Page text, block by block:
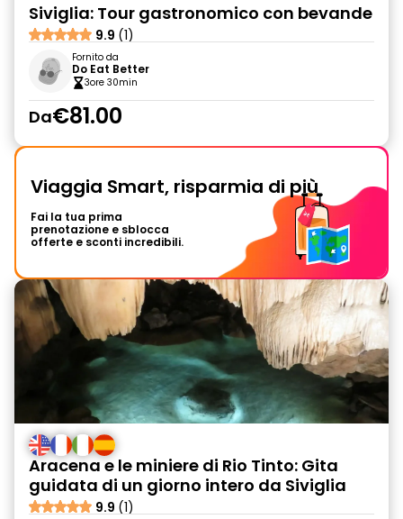
Siviglia: Tour gastronomico con bevande
9.9 (1)
Fornito da
Do Eat Better
3ore 30min
Da€81.00
Viaggia Smart, risparmia di più
Fai la tua prima
prenotazione e sblocca
offerte e sconti incredibili.
Aracena e le miniere di Rio Tinto: Gita
guidata di un giorno intero da Siviglia
9.9 (1)